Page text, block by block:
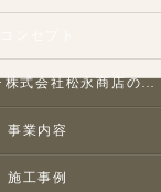
東京の清掃･株式会社松永商店の評判
事業内容
施工事例